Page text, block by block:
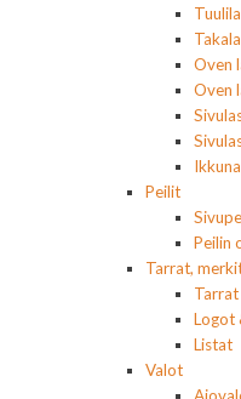
Oven
Oven
Peilit
Peilin
Tarrat,
Tarrat
Logot
Listat
Valot